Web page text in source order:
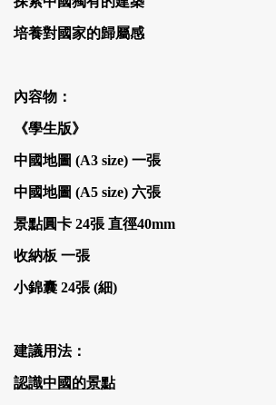
培養對國家的歸屬感
內容物：
《學生版》
中國地圖 (A3 size) 一張
中國地圖 (A5 size) 六張
景點圓卡 24張 直徑40mm
收納板 一張
小錦囊 24張 (細)
建議用法：
認識中國的景點